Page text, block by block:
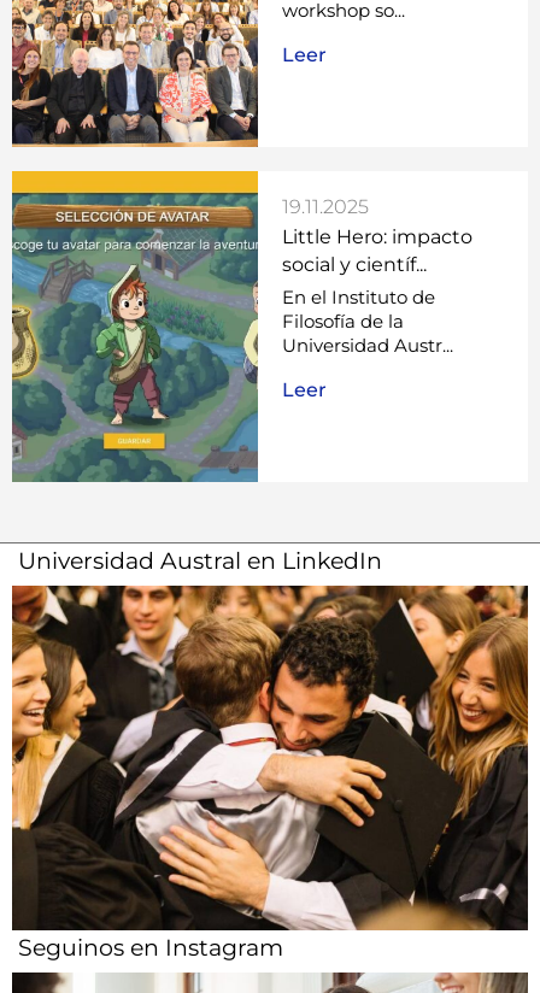
workshop so...
Leer
19.11.2025
Little Hero: impacto
social y científ...
En el Instituto de
Filosofía de la
Universidad Austr...
Leer
Universidad Austral en LinkedIn
Seguinos en Instagram